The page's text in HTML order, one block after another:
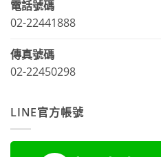
電話號碼
02-22441888
傳真號碼
02-22450298
LINE官方帳號